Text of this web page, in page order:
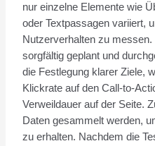
nur einzelne Elemente wie
oder Textpassagen variiert,
Nutzerverhalten zu
sorgfältig geplant und
die Festlegung klarer Ziele,
Klickrate auf den Call-to-
Verweildauer auf der Seite.
Daten gesammelt werden,
zu erhalten. Nachdem die